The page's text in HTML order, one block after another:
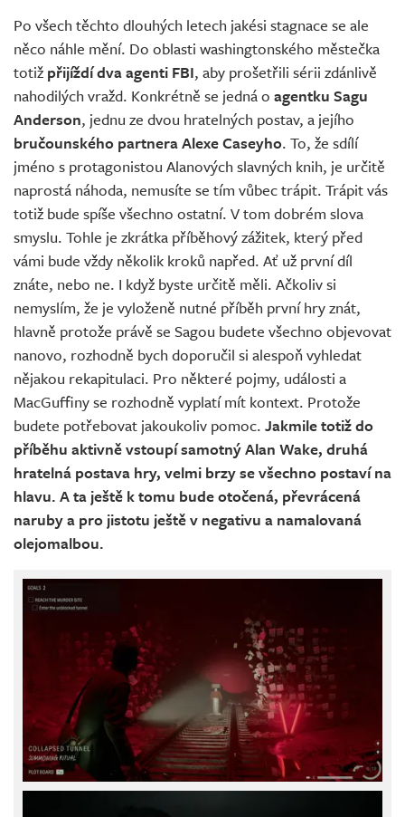
Po všech těchto dlouhých letech jakési stagnace se ale
něco náhle mění. Do oblasti washingtonského městečka
totiž přijíždí dva agenti FBI, aby prošetřili sérii zdánlivě
nahodilých vražd. Konkrétně se jedná o agentku Sagu
Anderson, jednu ze dvou hratelných postav, a jejího
bručounského partnera Alexe Caseyho. To, že sdílí
jméno s protagonistou Alanových slavných knih, je určitě
naprostá náhoda, nemusíte se tím vůbec trápit. Trápit vás
totiž bude spíše všechno ostatní. V tom dobrém slova
smyslu. Tohle je zkrátka příběhový zážitek, který před
vámi bude vždy několik kroků napřed. Ať už první díl
znáte, nebo ne. I když byste určitě měli. Ačkoliv si
nemyslím, že je vyloženě nutné příběh první hry znát,
hlavně protože právě se Sagou budete všechno objevovat
nanovo, rozhodně bych doporučil si alespoň vyhledat
nějakou rekapitulaci. Pro některé pojmy, události a
MacGuffiny se rozhodně vyplatí mít kontext. Protože
budete potřebovat jakoukoliv pomoc. Jakmile totiž do
příběhu aktivně vstoupí samotný Alan Wake, druhá
hratelná postava hry, velmi brzy se všechno postaví na
hlavu. A ta ještě k tomu bude otočená, převrácená
naruby a pro jistotu ještě v negativu a namalovaná
olejomalbou.